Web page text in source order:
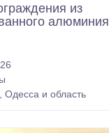
из
алюминия
Одесса и область